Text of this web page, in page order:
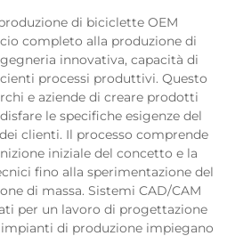
di biciclette OEM
completo alla produzione di
innovativa, capacità di
processi produttivi. Questo
e aziende di creare prodotti
le specifiche esigenze del
clienti. Il processo comprende
iniziale del concetto e la
fino alla sperimentazione del
di massa. Sistemi CAD/CAM
per un lavoro di progettazione
di produzione impiegano